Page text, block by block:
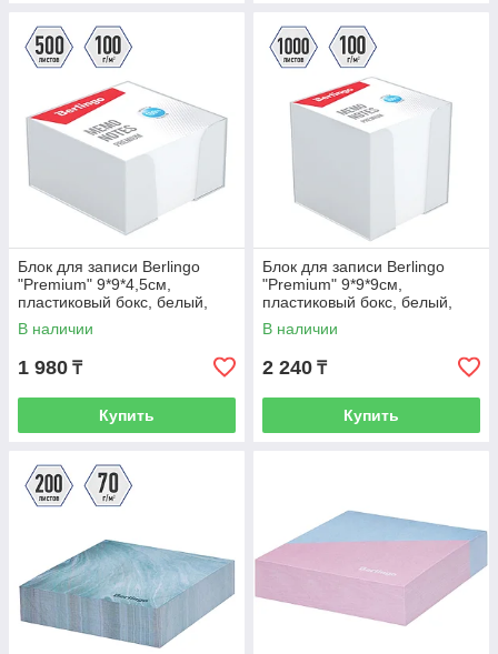
Блок для записи Berlingo
"Premium" 9*9*4,5см,
пластиковый бокс, белый,
100% белизна
В наличии
1 980 ₸
Купить
Блок для записи Berlingo
"Premium" 9*9*9см,
пластиковый бокс, белый,
100% белизна
В наличии
2 240 ₸
Купить